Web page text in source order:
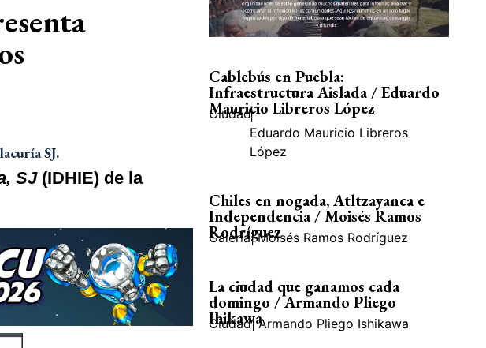
SJ.
SJ(IDHIE) de la
Cablebús en Puebla:
Infraestructura Aislada / Eduardo
Mauricio Libreros López
Ciudad|
Eduardo Mauricio Libreros
López
Chiles en nogada, Atltzayanca e
Independencia / Moisés Ramos
Rodríguez
Galería| Moisés Ramos Rodríguez
La ciudad que ganamos cada
domingo / Armando Pliego
Ihikawa
Ciudad| Armando Pliego Ishikawa